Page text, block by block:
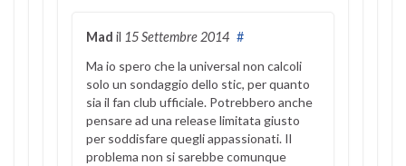
Mad il 15 Settembre 2014 #
Ma io spero che la universal non calcoli
solo un sondaggio dello stic, per quanto
sia il fan club ufficiale. Potrebbero anche
pensare ad una release limitata giusto
per soddisfare quegli appassionati. Il
problema non si sarebbe comunque